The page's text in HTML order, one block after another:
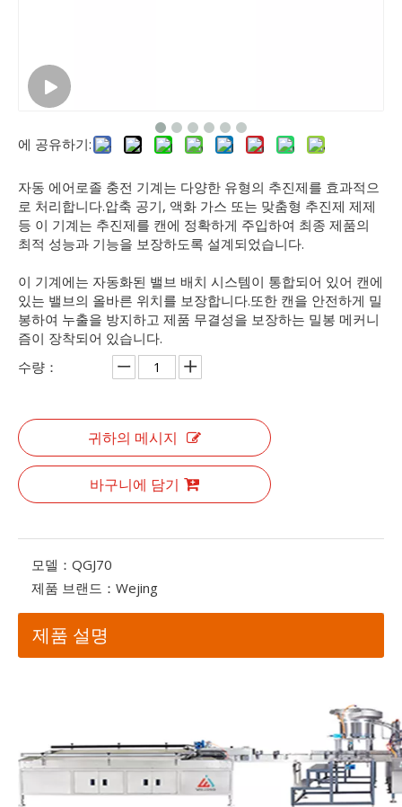
에 공유하기:
자동 에어로졸 충전 기계는 다양한 유형의 추진제를 효과적으
로 처리합니다.압축 공기, 액화 가스 또는 맞춤형 추진제 제제
등 이 기계는 추진제를 캔에 정확하게 주입하여 최종 제품의
최적 성능과 기능을 보장하도록 설계되었습니다.
이 기계에는 자동화된 밸브 배치 시스템이 통합되어 있어 캔에
있는 밸브의 올바른 위치를 보장합니다.또한 캔을 안전하게 밀
봉하여 누출을 방지하고 제품 무결성을 보장하는 밀봉 메커니
즘이 장착되어 있습니다.
수량：
귀하의 메시지
바구니에 담기
모델： QGJ70
제품 브랜드： Wejing
제품 설명